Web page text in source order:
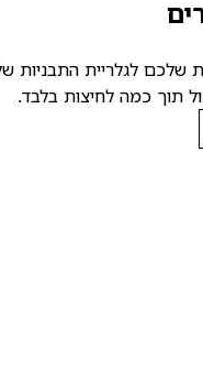
תוך כמה לחיצות בלבד.